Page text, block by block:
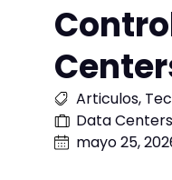
Articulos,
Data Centers
mayo 25,